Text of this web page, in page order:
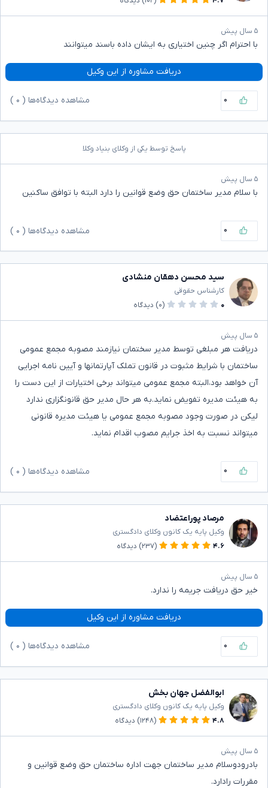
۵ سال پیش
با احترام اگر چنین اختیاری به ایشان داده باسند میتوانند
دریافت مشاوره از این وکیل
۰ مشاهده دیدگاه‌ها ( ۰
پاسخ توسط یکی از وکلای بنیاد وکلا
۵ سال پیش
با سلام مدیر ساختمان حق وضع قوانین را دارد البته با توافق ساکنین
۰ مشاهده دیدگاه‌ها ( ۰
سید محسن دهقان منشادی
کارشناس حقوقی
۰
(۰) دیدگاه
۵ سال پیش
دریافت هر مبلغی توسط مدیر سختمان نیازمند مصوبه مجمع عمومی
ساختمان با شرایط مثبوت در قانون تملک آپارتمانها و آیین نامه اجرایی
آن خواهد بود،البته مجمع عمومی میتواند برخی اختیارات از این دست را
به هیئت مدیره تفویض نماید.به هر حال مدیر حق قانونگزاری ندارد
لیکن در صورت وجود مصوبه مجمع عمومی یا هیئت مدیره قانونی
میتواند نسبت به اخذ جرایم مصوب اقدام نماید.
۰ مشاهده دیدگاه‌ها ( ۰
مرصاد پوراعتضاد
وکیل پایه یک کانون وکلای دادگستری
۴.۶
(۲۳۷) دیدگاه
۵ سال پیش
خیر حق دریافت جریمه را ندارد.
دریافت مشاوره از این وکیل
۰ مشاهده دیدگاه‌ها ( ۰
ابوالفضل جهان بخش
وکیل پایه یک کانون وکلای دادگستری
۴.۸
(۱۲۴۸) دیدگاه
۵ سال پیش
بادرودوسلام مدیر ساختمان جهت اداره ساختمان حق وضع قوانین و
مقررات رادارد.